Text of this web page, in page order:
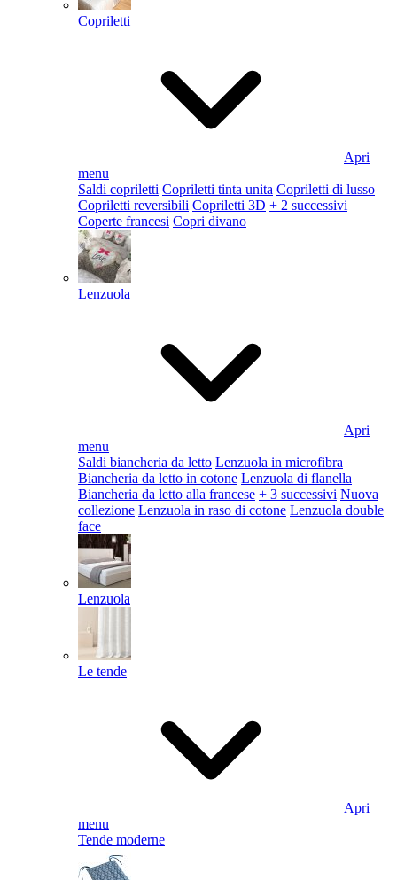
Copriletti
Apri
menu
Saldi copriletti Copriletti tinta unita Copriletti di lusso
Copriletti reversibili Copriletti 3D + 2 successivi
Coperte francesi Copri divano
Lenzuola
Apri
menu
Saldi biancheria da letto Lenzuola in microfibra
Biancheria da letto in cotone Lenzuola di flanella
Biancheria da letto alla francese + 3 successivi Nuova
collezione Lenzuola in raso di cotone Lenzuola double
face
Lenzuola
Le tende
Apri
menu
Tende moderne